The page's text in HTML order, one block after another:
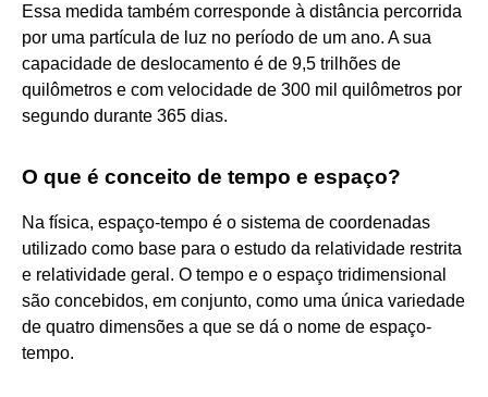
Essa medida também corresponde à distância percorrida
por uma partícula de luz no período de um ano. A sua
capacidade de deslocamento é de 9,5 trilhões de
quilômetros e com velocidade de 300 mil quilômetros por
segundo durante 365 dias.
O que é conceito de tempo e espaço?
Na física, espaço-tempo é o sistema de coordenadas
utilizado como base para o estudo da relatividade restrita
e relatividade geral. O tempo e o espaço tridimensional
são concebidos, em conjunto, como uma única variedade
de quatro dimensões a que se dá o nome de espaço-
tempo.